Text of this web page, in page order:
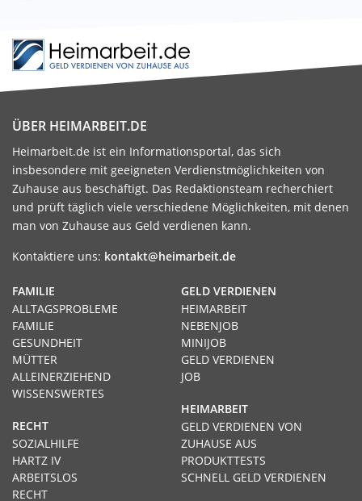
ÜBER HEIMARBEIT.DE
Heimarbeit.de ist ein Informationsportal, das sich
insbesondere mit geeigneten Verdienstmöglichkeiten von
Zuhause aus beschäftigt. Das Redaktionsteam recherchiert
und prüft täglich viele verschiedene Möglichkeiten, mit denen
man von Zuhause aus Geld verdienen kann.
Kontaktiere uns: kontakt@heimarbeit.de
GELD VERDIENEN
HEIMARBEIT
NEBENJOB
MINIJOB
GELD VERDIENEN
JOB
HEIMARBEIT
GELD VERDIENEN VON
ZUHAUSE AUS
PRODUKTTESTS
SCHNELL GELD VERDIENEN
FAMILIE
ALLTAGSPROBLEME
FAMILIE
GESUNDHEIT
MÜTTER
ALLEINERZIEHEND
WISSENSWERTES
RECHT
SOZIALHILFE
HARTZ IV
ARBEITSLOS
RECHT